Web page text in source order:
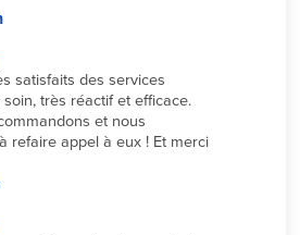
satisfaits des services
très réactif et efficace.
et nous
refaire appel à eux ! Et merci